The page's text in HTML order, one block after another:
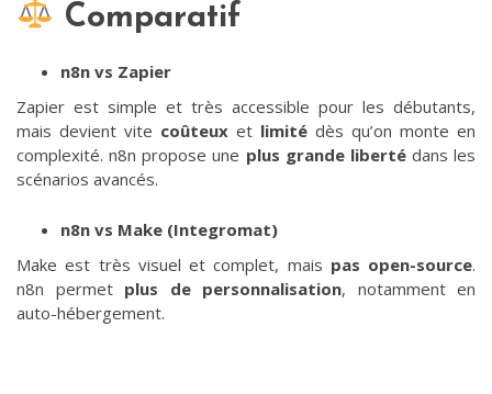
Comparatif
n8n vs Zapier
Zapier est simple et très accessible pour les débutants,
mais devient vite coûteux et limité dès qu’on monte en
complexité. n8n propose une plus grande libertédans les
scénarios avancés.
n8n vs Make (Integromat)
Make est très visuel et complet, mais pas open-source.
n8n permet plus de personnalisation, notamment en
auto-hébergement.